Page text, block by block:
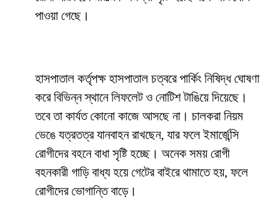
পাওয়া গেছে।
হাসপাতাল কর্তৃপক্ষ হাসপাতাল চত্বরে পার্কিং নিষিদ্ধ ঘোষণা
করে বিভিন্ন স্থানে লিফলেট ও নোটিশ টাঙিয়ে দিয়েছে।
তবে তা কার্যত কোনো কাজে আসছে না। চালকরা নিয়ম
ভেঙে যত্রতত্র যানবাহন রাখছেন, যার ফলে ইমার্জেন্সি
রোগীদের বহনে বাধা সৃষ্টি হচ্ছে। অনেক সময় রোগী
বহনকারী গাড়ি বাধ্য হয়ে গেটের বাইরে থামাতে হয়, ফলে
রোগীদের ভোগান্তি বাড়ে।